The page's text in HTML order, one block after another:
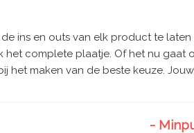
ins en outs van elk product te laten
het complete plaatje. Of het nu gaat
het maken van de beste keuze.
-